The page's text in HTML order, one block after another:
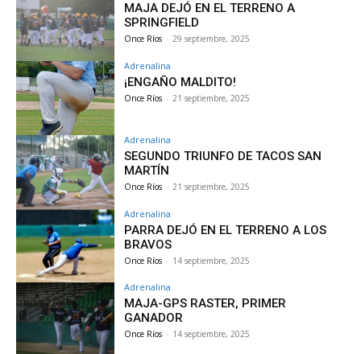
MAJA DEJÓ EN EL TERRENO A
SPRINGFIELD
Once Ríos - 29 septiembre, 2025
Adrenalina
¡ENGAÑO MALDITO!
Once Ríos - 21 septiembre, 2025
Adrenalina
SEGUNDO TRIUNFO DE TACOS SAN
MARTÍN
Once Ríos - 21 septiembre, 2025
Adrenalina
PARRA DEJÓ EN EL TERRENO A LOS
BRAVOS
Once Ríos - 14 septiembre, 2025
Adrenalina
MAJA-GPS RASTER, PRIMER
GANADOR
Once Ríos - 14 septiembre, 2025